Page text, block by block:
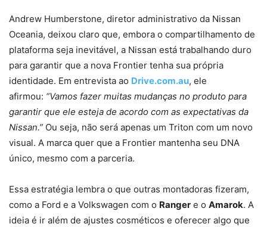
Andrew Humberstone, diretor administrativo da Nissan
Oceania, deixou claro que, embora o compartilhamento de
plataforma seja inevitável, a Nissan está trabalhando duro
para garantir que a nova Frontier tenha sua própria
identidade. Em entrevista ao Drive.com.au, ele
afirmou: “Vamos fazer muitas mudanças no produto para
garantir que ele esteja de acordo com as expectativas da
Nissan.” Ou seja, não será apenas um Triton com um novo
visual. A marca quer que a Frontier mantenha seu DNA
único, mesmo com a parceria.
Essa estratégia lembra o que outras montadoras fizeram,
como a Ford e a Volkswagen com o Ranger e o Amarok. A
ideia é ir além de ajustes cosméticos e oferecer algo que